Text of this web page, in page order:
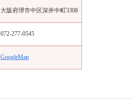
大阪府堺市中区深井中町3308
072-277-0545
GoogleMap